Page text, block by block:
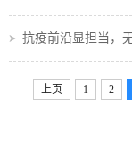
抗疫前沿显担当，
上页 1 2